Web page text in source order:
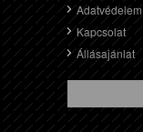
Adatvédelem
Kapcsolat
Állásajánlat